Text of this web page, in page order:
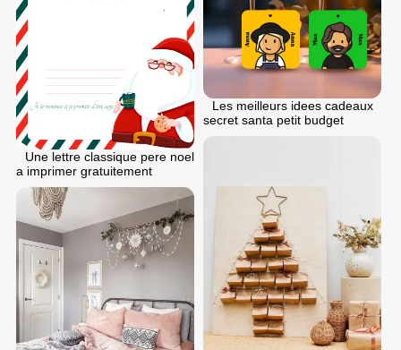
Les meilleurs idees cadeaux
secret santa petit budget
Une lettre classique pere noel
a imprimer gratuitement